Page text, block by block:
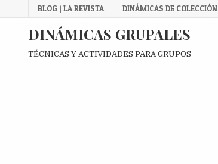
to
BLOG | LA REVISTA DINÁMICAS DE COLECCIÓN
DINÁMICAS GRUPALES
TÉCNICAS Y ACTIVIDADES PARA GRUPOS